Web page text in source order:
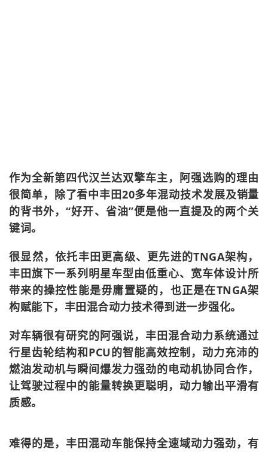
作为全新第四代汉兰达双擎车主，阿强选购的理由
很简单，除了看中丰田20多年混动技术发展及销量
的背书外，“好开、省油”便是他一直提及的两个关
键词。
很显然，依托丰田更高级、更先进的TNGA架构，
丰田旗下一系列明星车型由低重心、宽车体设计所
带来的操控性能是毋庸置疑的，也正是在TNGA架
构赋能下，丰田混合动力技术得到进一步强化。
对车辆很有研究的阿强说，丰田混合动力系统通过
行星齿轮结构和PCU的智能高效控制，动力充沛的
燃油发动机与瞬间爆发力强劲的电动机协同合作，
让驾驶过程中的能量转换更聪明，动力输出平滑有
质感。
难得的是，丰田混动车能保持全速域动力强劲，有